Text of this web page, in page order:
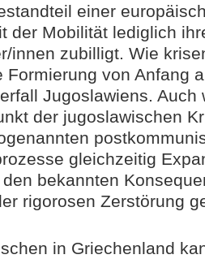
einer
der Mobilität lediglich
innen zubilligt. Wie
Formierung von Anfang
Jugoslawiens. Auch
der jugoslawischen
gleichzeitig
bekannten
rigorosen Zerstörung
in Griechenland